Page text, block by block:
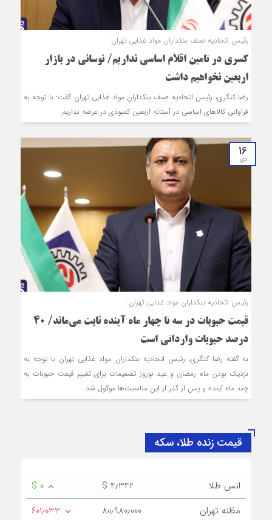
رئیس اتحادیه صنف بنکداران مواد غذایی تهران:
کسری در تامین اقلام اساسی نداریم/ نوسانی در بازار
اربعین نخواهیم داشت
رضا کنگری، رئیس اتحادیه صنف بنکداران مواد غذایی تهران گفت: با توجه به
فراوانی کالاهای اساسی در آستانه اربعین کمبودی در عرضه نداریم.
16
دی
رئیس اتحادیه بنکداران مواد غذایی تهران:
قیمت حبوبات در سه تا چهار ماه آینده ثابت می‌ماند/ ۴۰
درصد حبوبات وارداتی است
به گفته رضا کنگری، رئیس اتحادیه بنکداران مواد غذایی تهران با توجه به
نزدیک بودن ماه رمضان و عید نوروز تصمیمات برای تغییر قیمت حبوبات به
چند ماه آینده و پس از گذر از این مناسبت‌ها موکول شد.
قیمت زنده طلا، سکه
انس طلا $ 4٫342
$ 0
مظنه تهران
80٫980٫000
601٫033